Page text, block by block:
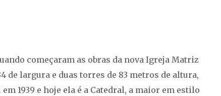
começaram as obras da nova Igreja Matriz
de largura e duas torres de 83 metros de altura,
1939 e hoje ela é a Catedral, a maior em estilo